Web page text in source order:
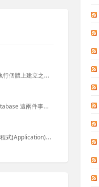
在 Microsoft SQL Server 之中有好幾個重要的系統資料庫，其中有個 model 資料庫 主要用來作為 SQL Server 執行個體上建立之所有新資料庫的範本。因為 SQL Serv
我們常用的 LINQ to SQL 就是一種簡單、易用的 ORM 技術。我們也都知道若是拿採用 ORM 技術與直接存取 Database 這兩件事來比較，ORM 因為多卡了一層一定會比較慢一些些，但是...
在 ADO.NET 2.0 有個 Query notifications (SqlDependency) 機制，讓 SQL Server 2005 能夠主動通知你的應用程式(Application)來...